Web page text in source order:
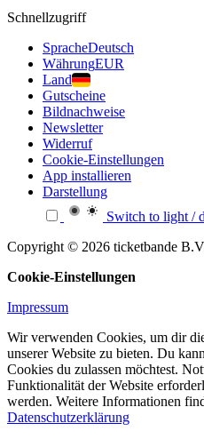
Schnellzugriff
SpracheDeutsch
WährungEUR
Land
Gutscheine
Bildnachweise
Newsletter
Widerruf
Cookie-Einstellungen
App installieren
Darstellung
Switch to light /
Copyright © 2026 ticketbande
Cookie-Einstellungen
Impressum
Wir verwenden Cookies, um dir
unserer Website zu bieten. Du
Cookies du zulassen möchtest.
Funktionalität der Website
werden. Weitere Informationen
Datenschutzerklärung